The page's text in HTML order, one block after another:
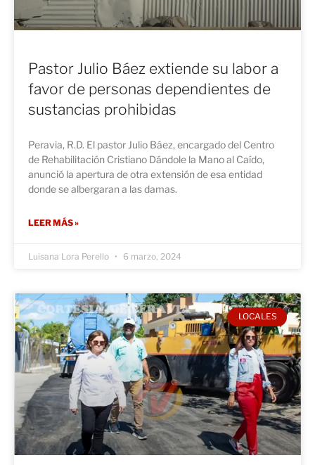
Pastor Julio Báez extiende su labor a
favor de personas dependientes de
sustancias prohibidas
Peravia, R.D. El pastor Julio Báez, encargado del Centro
de Rehabilitación Cristiano Dándole la Mano al Caído,
anunció la apertura de otra extensión de esa entidad
donde se albergaran a las damas.
LEER MÁS »
Luisana Lora Perello 6 marzo, 2024
LOCALES